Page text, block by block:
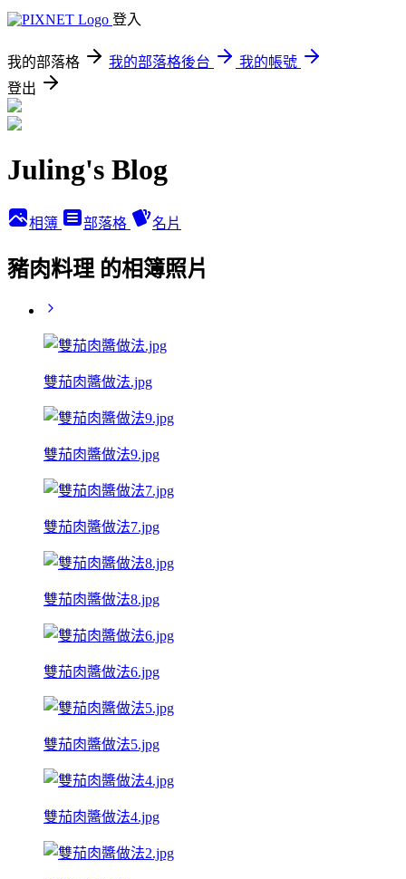
登入
我的部落格 我的部落格後台
我的帳號
登出
Juling's Blog
相簿 部落格 名片
豬肉料理 的相簿照片
雙茄肉醬做法.jpg
雙茄肉醬做法9.jpg
雙茄肉醬做法7.jpg
雙茄肉醬做法8.jpg
雙茄肉醬做法6.jpg
雙茄肉醬做法5.jpg
雙茄肉醬做法4.jpg